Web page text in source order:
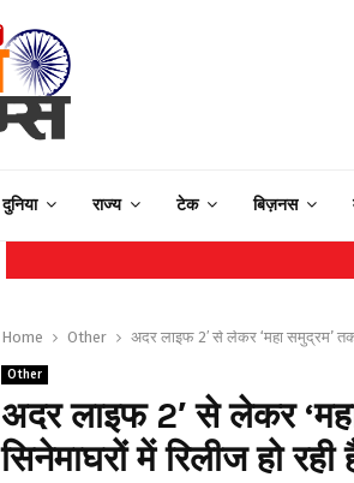
दुनिया राज्य टेक बिज़नस
Home Other अदर लाइफ 2′ से लेकर ‘महा समुद्रम’
Other
अदर लाइफ 2′ से लेकर
सिनेमाघरों में रिलीज हो रही